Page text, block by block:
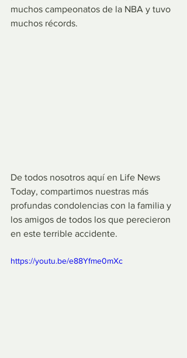
muchos campeonatos de la NBA y tuvo
muchos récords.
De todos nosotros aquí en Life News
Today, compartimos nuestras más
profundas condolencias con la familia y
los amigos de todos los que perecieron
en este terrible accidente.
https://youtu.be/e88Yfme0mXc